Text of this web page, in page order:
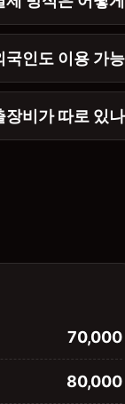
국인도 이용 가
장비가 따로 있
70,000
80,000